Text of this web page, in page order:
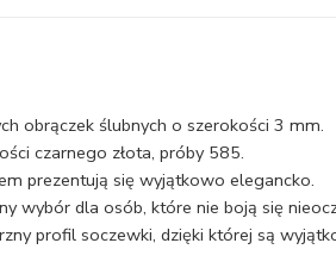
obrączek ślubnych o szerokości 3 mm.
czarnego złota, próby 585.
prezentują się wyjątkowo elegancko.
wybór dla osób, które nie boją się
profil soczewki, dzięki której są